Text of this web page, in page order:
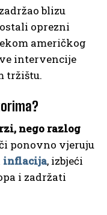
blizu
oprezni
američkog
intervencije
tržištu.
nego razlog
ponovno vjeruju
inflacija, izbjeći
i zadržati